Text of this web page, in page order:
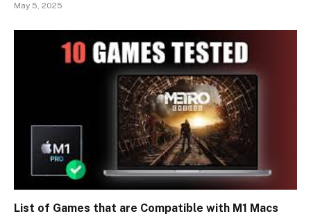
May 5, 2025
List of Games that are Compatible with M1 Macs